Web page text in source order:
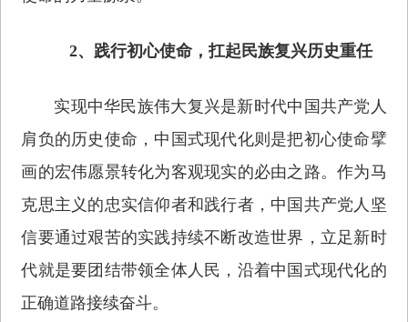
2、践行初心使命，扛起民族复兴历史重任
实现中华民族伟大复兴是新时代中国共产党人
肩负的历史使命，中国式现代化则是把初心使命擘
画的宏伟愿景转化为客观现实的必由之路。作为马
克思主义的忠实信仰者和践行者，中国共产党人坚
信要通过艰苦的实践持续不断改造世界，立足新时
代就是要团结带领全体人民，沿着中国式现代化的
正确道路接续奋斗。